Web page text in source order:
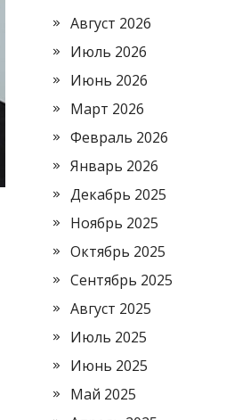
Август 2026
Июль 2026
Июнь 2026
Март 2026
Февраль 2026
Январь 2026
Декабрь 2025
Ноябрь 2025
Октябрь 2025
Сентябрь 2025
Август 2025
Июль 2025
Июнь 2025
Май 2025